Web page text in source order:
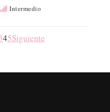
Intermedio
45Siguiente